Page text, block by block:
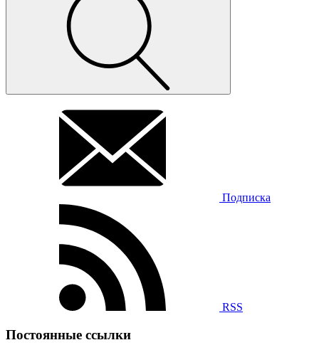
Подписка
RSS
Постоянные ссылки